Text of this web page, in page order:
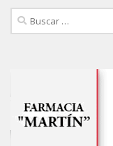
Buscar: